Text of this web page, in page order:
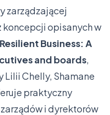
zarządzającej
koncepcji opisanych w
Business: A
and boards,
Lilii Chelly, Shamane
praktyczny
i dyrektorów